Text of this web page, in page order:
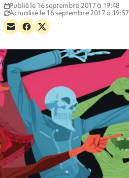
Publié le 16 septembre 2017 à 19:48
Actualisé le 16 septembre 2017 à 19:57